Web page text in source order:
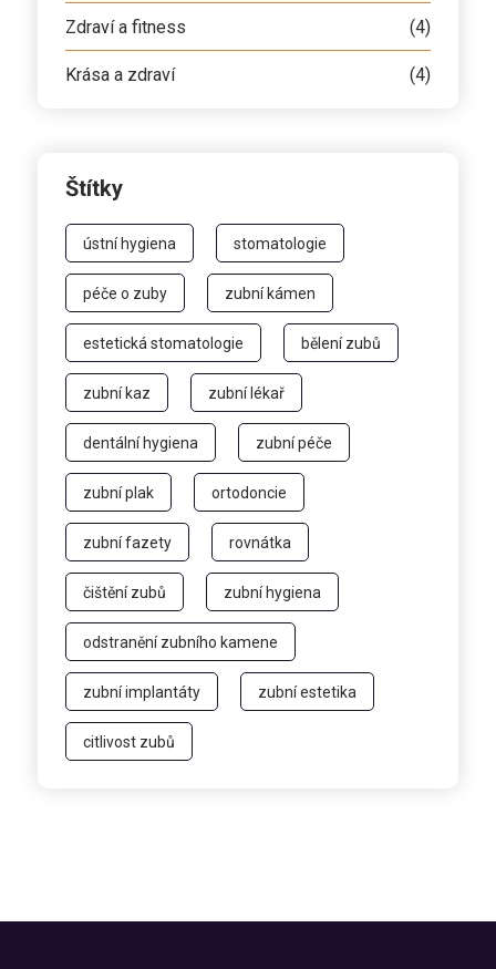
Zdraví a fitness (4)
Krása a zdraví (4)
Štítky
ústní hygiena stomatologie
péče o zuby zubní kámen
estetická stomatologie bělení zubů
zubní kaz zubní lékař
dentální hygiena zubní péče
zubní plak ortodoncie
zubní fazety rovnátka
čištění zubů zubní hygiena
odstranění zubního kamene
zubní implantáty zubní estetika
citlivost zubů